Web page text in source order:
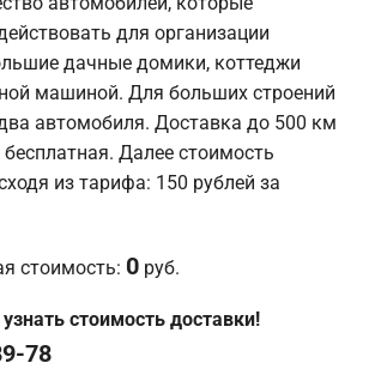
для организации
дачные домики, коттеджи
машиной. Для больших строений
автомобиля. Доставка до 500 км
Далее стоимость
из тарифа: 150 рублей за
стоимость: 0 руб.
стоимость доставки!
78